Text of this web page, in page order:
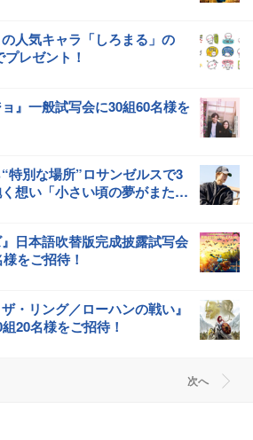
の人気キャラ「しろまる」の
レゼント！
』一般試写会に30組60名様を
特別な場所”ロサンゼルスで3
想い「小さい頃の夢がまた戻
日本語吹替版完成披露試写会
をご招待！
・リング／ローハンの戦い』
20名様をご招待！
次へ